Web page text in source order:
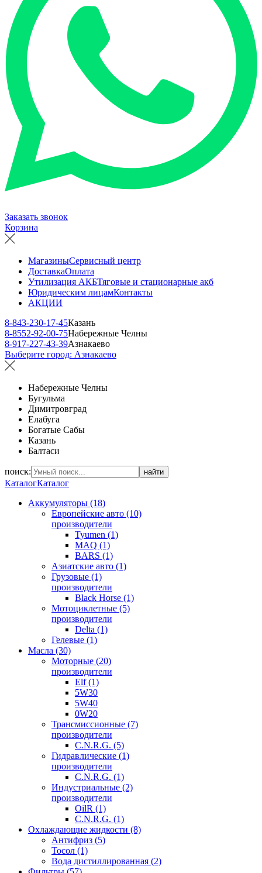
Заказать звонок
Корзина
МагазиныСервисный центр
ДоставкаОплата
Утилизация АКБТяговые и стационарные акб
Юридическим лицамКонтакты
АКЦИИ
8-843-230-17-45Казань
8-8552-92-00-75Набережные Челны
8-917-227-43-39Азнакаево
Выберите город: Азнакаево
Набережные Челны
Бугульма
Димитровград
Елабуга
Богатые Сабы
Казань
Балтаси
поиск: найти
КаталогКаталог
Аккумуляторы (18)
Европейские авто (10)
производители
Tyumen (1)
MAQ (1)
BARS (1)
Азиатские авто (1)
Грузовые (1)
производители
Black Horse (1)
Мотоциклетные (5)
производители
Delta (1)
Гелевые (1)
Масла (30)
Моторные (20)
производители
Elf (1)
5W30
5W40
0W20
Трансмиссионные (7)
производители
C.N.R.G. (5)
Гидравлические (1)
производители
C.N.R.G. (1)
Индустриальные (2)
производители
OilR (1)
C.N.R.G. (1)
Охлаждающие жидкости (8)
Антифриз (5)
Тосол (1)
Вода дистиллированная (2)